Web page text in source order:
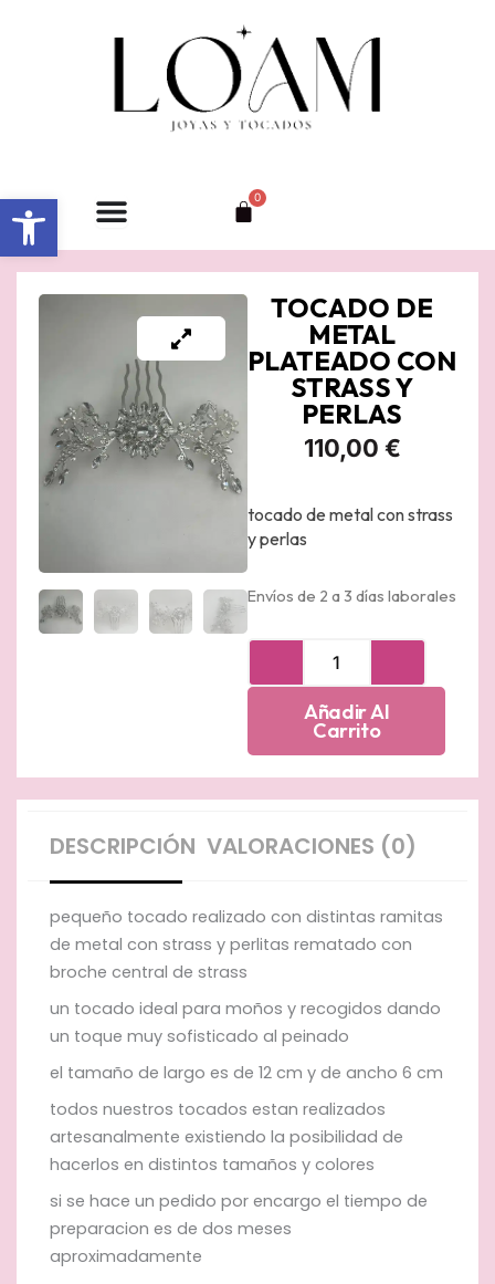
Abrir barra de herramientas 0
Carrito
TOCADO DE
METAL
PLATEADO CON
STRASS Y
PERLAS
110,00 €
tocado de metal con strass
y perlas
Envíos de 2 a 3 días laborales
metal
plateado
con
strass
y
perlas
Añadir Al
Carrito
DESCRIPCIÓN VALORACIONES (0)
pequeño tocado realizado con distintas ramitas
de metal con strass y perlitas rematado con
broche central de strass
un tocado ideal para moños y recogidos dando
un toque muy sofisticado al peinado
el tamaño de largo es de 12 cm y de ancho 6 cm
todos nuestros tocados estan realizados
artesanalmente existiendo la posibilidad de
hacerlos en distintos tamaños y colores
si se hace un pedido por encargo el tiempo de
preparacion es de dos meses
aproximadamente